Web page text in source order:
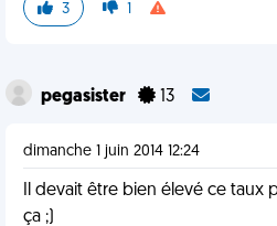
3 1
pegasister 13
dimanche 1 juin 2014 12:24
Il devait être bien élevé ce
ça ;)